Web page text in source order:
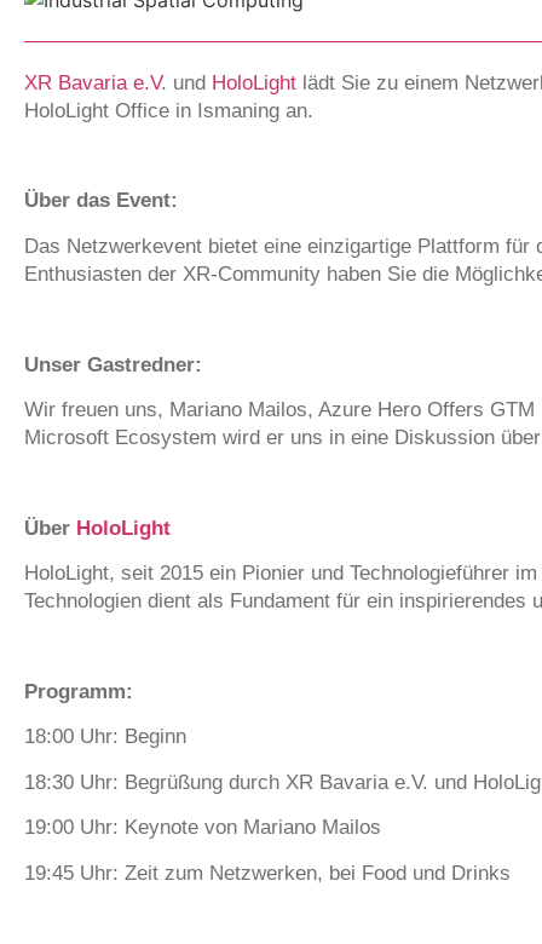
XR Bavaria e.V. und HoloLight lädt Sie zu einem
HoloLight Office in Ismaning an.
Über das Event:
Das Netzwerkevent bietet eine einzigartige Plattform
Enthusiasten der XR-Community haben Sie die
Unser Gastredner:
Wir freuen uns, Mariano Mailos, Azure Hero Offers
Microsoft Ecosystem wird er uns in eine Diskussion
Über HoloLight
HoloLight, seit 2015 ein Pionier und Technologieführer
Technologien dient als Fundament für ein inspirierendes
Programm:
18:00 Uhr: Beginn
18:30 Uhr: Begrüßung durch XR Bavaria e.V. und
19:00 Uhr: Keynote von Mariano Mailos
19:45 Uhr: Zeit zum Netzwerken, bei Food und Drinks